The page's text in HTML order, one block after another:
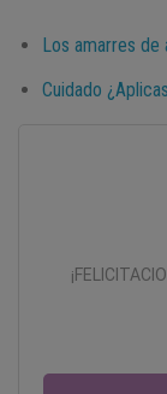
Los amarres de
Cuidado